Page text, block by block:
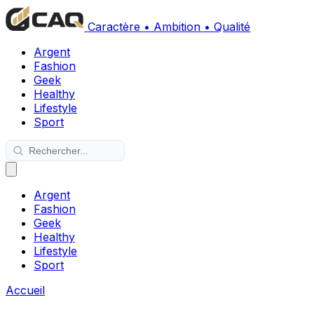
Caractère • Ambition • Qualité
Argent
Fashion
Geek
Healthy
Lifestyle
Sport
Argent
Fashion
Geek
Healthy
Lifestyle
Sport
Accueil